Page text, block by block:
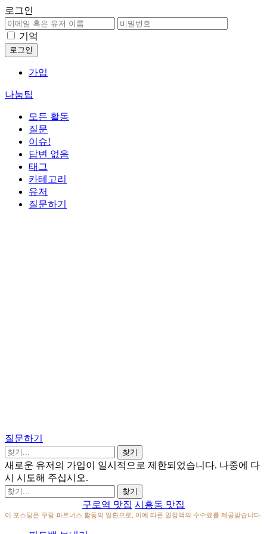
로그인
기억
가입
나눔팁
모든 활동
질문
이슈!
답변 없음
태그
카테고리
유저
질문하기
질문하기
새로운 유저의 가입이 일시적으로 제한되었습니다. 나중에 다
시 시도해 주십시오.
구로역 맛집 시흥동 맛집
이 포스팅은 쿠팡 파트너스 활동의 일환으로, 이에 따른 일정액의 수수료를 제공받습니다.